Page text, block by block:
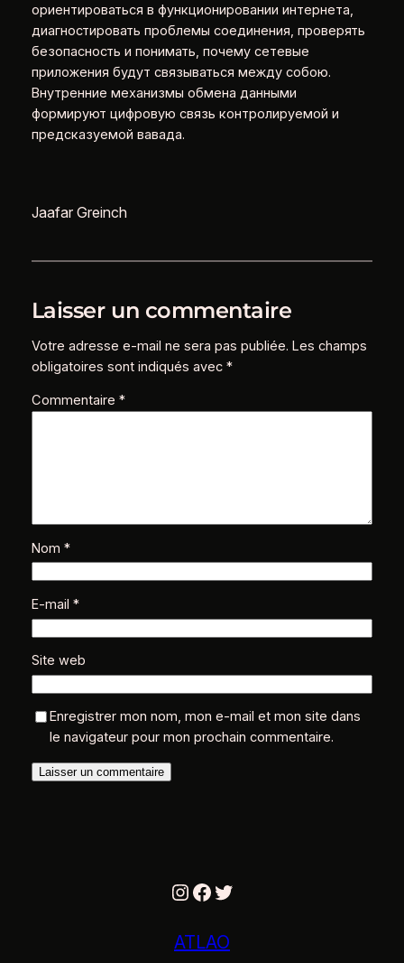
ориентироваться в функционировании интернета,
диагностировать проблемы соединения, проверять
безопасность и понимать, почему сетевые
приложения будут связываться между собою.
Внутренние механизмы обмена данными
формируют цифровую связь контролируемой и
предсказуемой вавада.
Jaafar Greinch
Laisser un commentaire
Votre adresse e-mail ne sera pas publiée. Les champs
obligatoires sont indiqués avec *
Commentaire *
Nom *
E-mail *
Site web
Enregistrer mon nom, mon e-mail et mon site dans
le navigateur pour mon prochain commentaire.
Instagram
Facebook
Twitter
ATLAO